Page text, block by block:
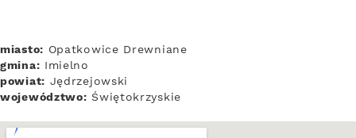
miasto: Opatkowice Drewniane
gmina: Imielno
powiat: Jędrzejowski
województwo: Świętokrzyskie